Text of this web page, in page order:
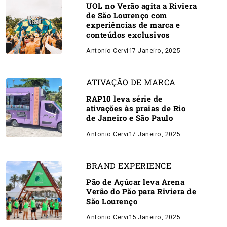
UOL no Verão agita a Riviera
de São Lourenço com
experiências de marca e
conteúdos exclusivos
Antonio Cervi 17 Janeiro, 2025
ATIVAÇÃO DE MARCA
RAP10 leva série de
ativações às praias de Rio
de Janeiro e São Paulo
Antonio Cervi 17 Janeiro, 2025
BRAND EXPERIENCE
Pão de Açúcar leva Arena
Verão do Pão para Riviera de
São Lourenço
Antonio Cervi 15 Janeiro, 2025